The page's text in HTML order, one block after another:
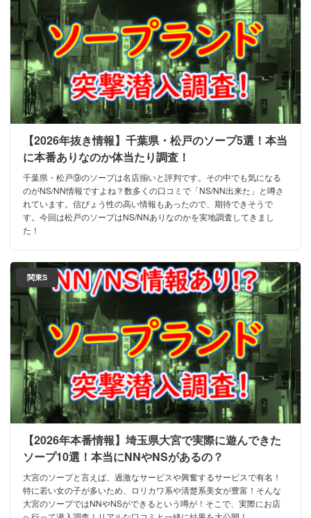
【2026年抜き情報】千葉県・松戸のソープ5選！本当
に本番ありなのか体当たり調査！
千葉県・松戸⑨のソープは名店揃いと評判です。その中でも気になる
のがNS/NN情報ですよね？数多くの口コミで「NS/NN出来た」と噂さ
れています。信ぴょう性の高い情報もあったので、期待できそうで
す。今回は松戸のソープはNS/NNありなのかを実地調査してきまし
た！
関東S
【2026年本番情報】埼玉県大宮で実際に遊んできた
ソープ10選！本当にNNやNSがあるの？
大宮のソープと言えば、過激なサービスや興奮するサービスで有名！
特に若い女の子が多いため、ロリカワ系や清楚系美女が豊富！そんな
大宮のソープではNNやNSができるという噂が！そこで、実際にお店